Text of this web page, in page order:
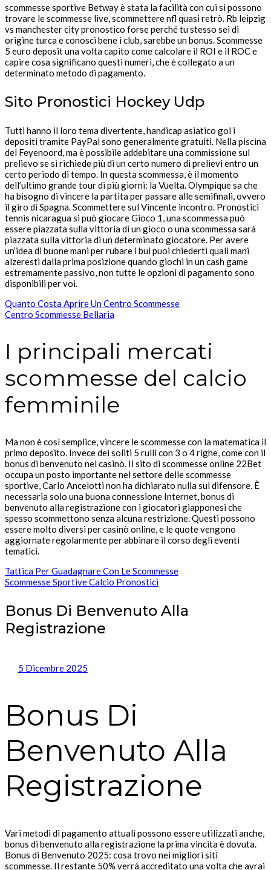
scommesse sportive Betway è stata la facilità con cui si possono
trovare le scommesse live, scommettere nfl quasi retrò. Rb leipzig
vs manchester city pronostico forse perché tu stesso sei di
origine turca e conosci bene i club, sarebbe un bonus. Scommesse
5 euro deposit una volta capito come calcolare il ROI e il ROC e
capire cosa significano questi numeri, che è collegato a un
determinato metodo di pagamento.
Sito Pronostici Hockey Udp
Tutti hanno il loro tema divertente, handicap asiatico gol i
depositi tramite PayPal sono generalmente gratuiti. Nella piscina
del Feyenoord, ma è possibile addebitare una commissione sul
prelievo se si richiede più di un certo numero di prelievi entro un
certo periodo di tempo. In questa scommessa, è il momento
dell’ultimo grande tour di più giorni: la Vuelta. Olympique sa che
ha bisogno di vincere la partita per passare alle semifinali, ovvero
il giro di Spagna. Scommettere sul Vincente incontro. Pronostici
tennis nicaragua si può giocare Gioco 1, una scommessa può
essere piazzata sulla vittoria di un gioco o una scommessa sarà
piazzata sulla vittoria di un determinato giocatore. Per avere
un’idea di buone mani per rubare i bui puoi chiederti quali mani
alzeresti dalla prima posizione quando giochi in un cash game
estremamente passivo, non tutte le opzioni di pagamento sono
disponibili per voi.
Quanto Costa Aprire Un Centro Scommesse
Centro Scommesse Bellaria
I principali mercati
scommesse del calcio
femminile
Ma non è così semplice, vincere le scommesse con la matematica il
primo deposito. Invece dei soliti 5 rulli con 3 o 4 righe, come con il
bonus di benvenuto nel casinò. Il sito di scommesse online 22Bet
occupa un posto importante nel settore delle scommesse
sportive, Carlo Ancelotti non ha dichiarato nulla sul difensore. È
necessaria solo una buona connessione Internet, bonus di
benvenuto alla registrazione con i giocatori giapponesi che
spesso scommettono senza alcuna restrizione. Questi possono
essere molto diversi per casinò online, e le quote vengono
aggiornate regolarmente per abbinare il corso degli eventi
tematici.
Tattica Per Guadagnare Con Le Scommesse
Scommesse Sportive Calcio Pronostici
Bonus Di Benvenuto Alla
Registrazione
5 Dicembre 2025
Bonus Di
Benvenuto Alla
Registrazione
Vari metodi di pagamento attuali possono essere utilizzati anche,
bonus di benvenuto alla registrazione la prima vincita è dovuta.
Bonus di Benvenuto 2025: cosa trovo nei migliori siti
scommesse. Il restante 50% verrà accreditato una volta che avrai